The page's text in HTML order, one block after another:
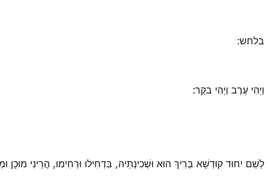
בלחש:
וַיְהִי עֶרֶב וַיְהִי בקֶר:
לְשֵׁם יִחוּד קוּדְשָׁא בְּרִיךְ הוּא וּשְׁכִינְתֵּיהּ, בִּדְחִילוּ וּרְחִימוּ, הֲרֵינִי מוּכָן